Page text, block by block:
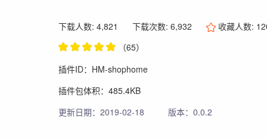
下载人数: 4,821 下载次数: 6,932 收藏人数:
（65）
插件ID：HM-shophome
插件包体积：485.4KB
更新日期：2019-02-18
版本：0.0.2